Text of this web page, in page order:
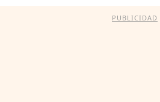
PUBLICIDAD